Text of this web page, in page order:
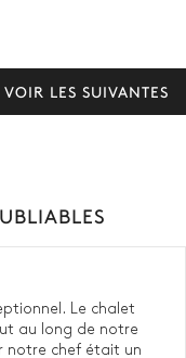
VOIR LES SUIVANTES
Le chalet
au long de notre
notre chef était un